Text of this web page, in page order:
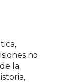
no
la